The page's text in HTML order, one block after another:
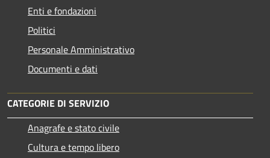
Enti e fondazioni
Politici
Personale Amministrativo
Documenti e dati
CATEGORIE DI SERVIZIO
Anagrafe e stato civile
Cultura e tempo libero